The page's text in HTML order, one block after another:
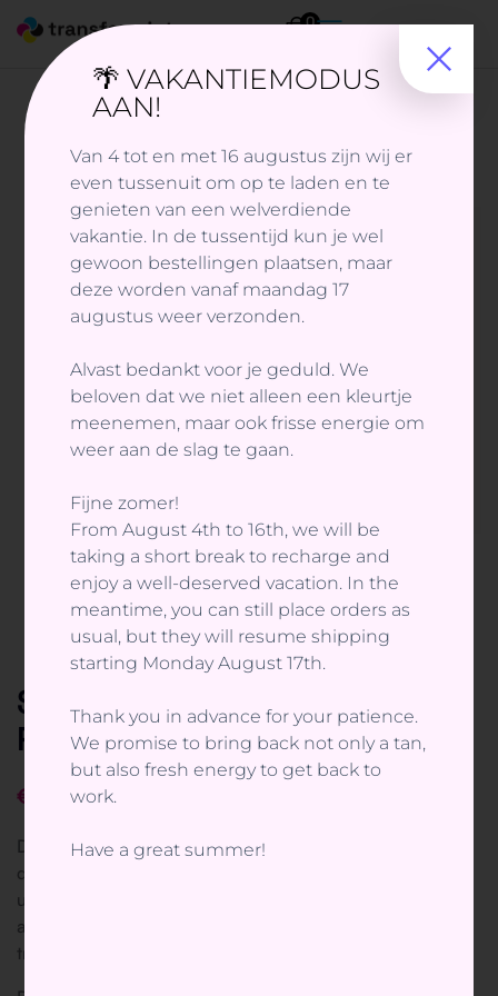
0
STAHLS’ Sprint® Mag Cap
Pers
€ 1.180,00
De STAHLS’ Hotronix Sprint Mag is wereldwijd een van
de meest verkochte transferpersen. Deze cap pers is
uitgerust met een auto-open systeem, waardoor de pers
automatisch opent na het voltooien van een
transferopdracht.
🌴 VAKANTIEMODUS
AAN!
Van 4 tot en met 16 augustus zijn wij er
even tussenuit om op te laden en te
genieten van een welverdiende
vakantie. In de tussentijd kun je wel
gewoon bestellingen plaatsen, maar
deze worden vanaf maandag 17
augustus weer verzonden.
Alvast bedankt voor je geduld. We
beloven dat we niet alleen een kleurtje
meenemen, maar ook frisse energie om
weer aan de slag te gaan.
Fijne zomer!
From August 4th to 16th, we will be
taking a short break to recharge and
enjoy a well-deserved vacation. In the
meantime, you can still place orders as
usual, but they will resume shipping
starting Monday August 17th.
Thank you in advance for your patience.
We promise to bring back not only a tan,
but also fresh energy to get back to
work.
Have a great summer!